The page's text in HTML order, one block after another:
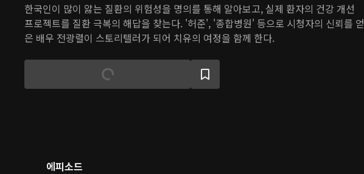
한국인이 많이 앓는 질환의 위험성을 명의를 통해 알아보고, 실제 환자의 건강 개선
프로젝트를 질환 극복의 해답을 찾는다. '허준', '종합병원' 등으로 시청자의 신뢰를 얻
은 배우 전광렬이 스토리텔러가 되어 치유의 여정을 함께 한다.
에피소드